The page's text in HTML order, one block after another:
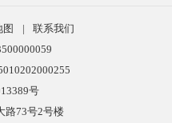
图 |
联系我们
号
路73号2号楼